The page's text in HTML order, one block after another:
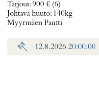
Tarjous:900 € (6)
Johtava huuto: 140kg
Myyrmäen Pantti
12.8.2026 20:00:00